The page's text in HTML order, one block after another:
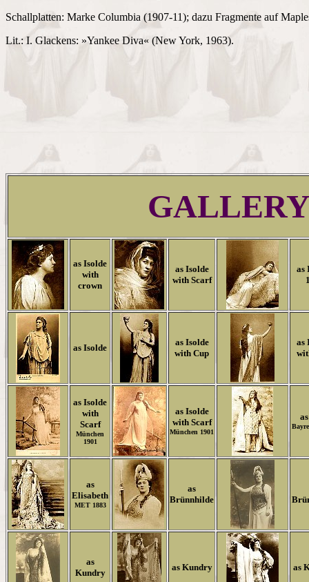
Schallplatten: Marke Columbia (1907-11); dazu Fragmente auf
Lit.: I. Glackens: »Yankee Diva« (New York, 1963).
as Isolde
with
crown
as Isolde
with Scarf
as
as Isolde
as Isolde
with Cup
as
as Isolde
with
Scarf
München
1901
as Isolde
with Scarf
München 1901
as
Elisabeth
MET 1883
as
Brünnhilde
as
Kundry
as Kundry as